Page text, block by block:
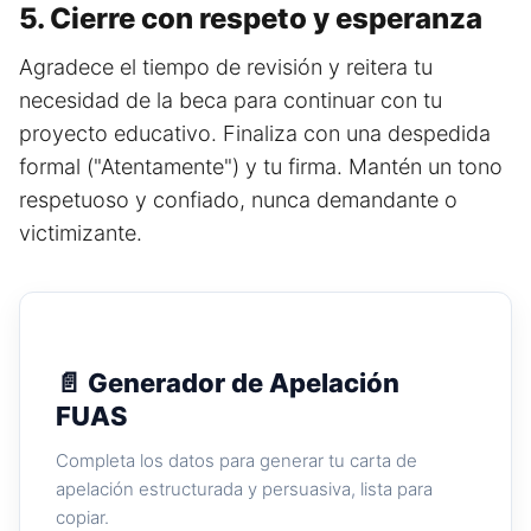
5. Cierre con respeto y esperanza
Agradece el tiempo de revisión y reitera tu
necesidad de la beca para continuar con tu
proyecto educativo. Finaliza con una despedida
formal ("Atentamente") y tu firma. Mantén un tono
respetuoso y confiado, nunca demandante o
victimizante.
📄 Generador de Apelación
FUAS
Completa los datos para generar tu carta de
apelación estructurada y persuasiva, lista para
copiar.